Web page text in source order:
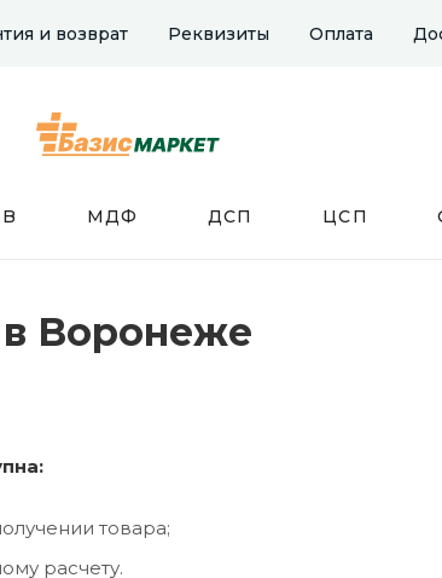
и возврат Реквизиты Оплата
МДФ ДСП ЦСП
Воронеже
товара;
расчету.